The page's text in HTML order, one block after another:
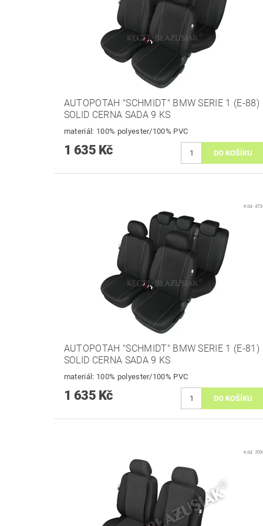
AUTOPOTAH "SCHMIDT" BMW SERIE 1 (E-88)
SOLID CERNA SADA 9 KS
materiál: 100% polyester/100% PVC
1 635 Kč
Kód:
AUTOPOTAH "SCHMIDT" BMW SERIE 1 (E-81)
SOLID CERNA SADA 9 KS
materiál: 100% polyester/100% PVC
1 635 Kč
Kód: